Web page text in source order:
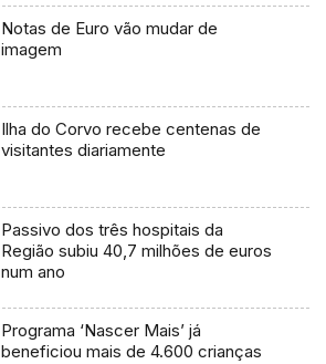
Notas de Euro vão mudar de
imagem
Ilha do Corvo recebe centenas de
visitantes diariamente
Passivo dos três hospitais da
Região subiu 40,7 milhões de euros
num ano
Programa ‘Nascer Mais’ já
beneficiou mais de 4.600 crianças